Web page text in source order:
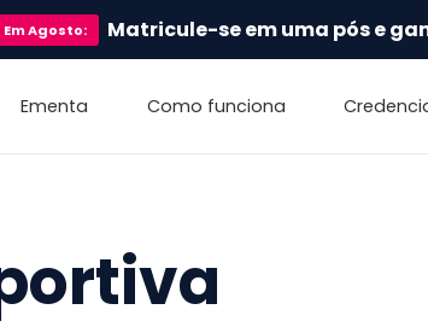
EmAgosto: Matricule-se em uma pós e
Ementa Como funciona